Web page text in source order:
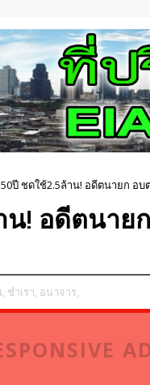
ปี ชดใช้2.5ล้าน! อดีตนายก อบ
! อดีตนาย
ชำเรา, อนาจาร,